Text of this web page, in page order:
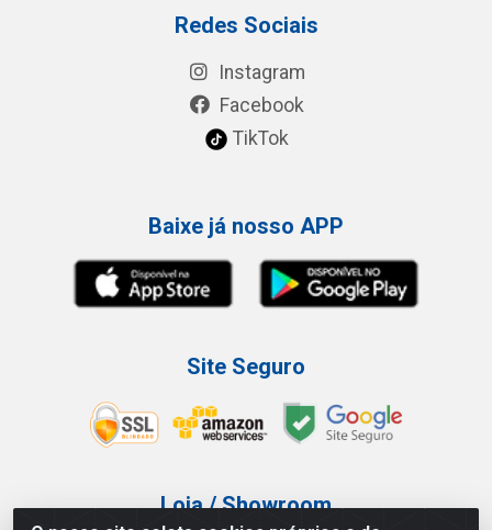
Redes Sociais
Instagram
Facebook
TikTok
Baixe já nosso APP
Site Seguro
Loja / Showroom